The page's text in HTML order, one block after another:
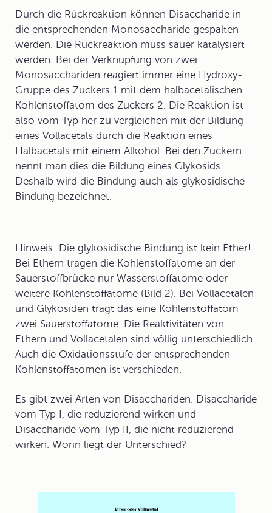
Durch die Rückreaktion können Disaccharide in
die entsprechenden Monosaccharide gespalten
werden. Die Rückreaktion muss sauer katalysiert
werden. Bei der Verknüpfung von zwei
Monosacchariden reagiert immer eine Hydroxy-
Gruppe des Zuckers 1 mit dem halbacetalischen
Kohlenstoffatom des Zuckers 2. Die Reaktion ist
also vom Typ her zu vergleichen mit der Bildung
eines Vollacetals durch die Reaktion eines
Halbacetals mit einem Alkohol. Bei den Zuckern
nennt man dies die Bildung eines Glykosids.
Deshalb wird die Bindung auch als glykosidische
Bindung bezeichnet.
Hinweis: Die glykosidische Bindung ist kein Ether!
Bei Ethern tragen die Kohlenstoffatome an der
Sauerstoffbrücke nur Wasserstoffatome oder
weitere Kohlenstoffatome (Bild 2). Bei Vollacetalen
und Glykosiden trägt das eine Kohlenstoffatom
zwei Sauerstoffatome. Die Reaktivitäten von
Ethern und Vollacetalen sind völlig unterschiedlich.
Auch die Oxidationsstufe der entsprechenden
Kohlenstoffatomen ist verschieden.
Es gibt zwei Arten von Disacchariden. Disaccharide
vom Typ I, die reduzierend wirken und
Disaccharide vom Typ II, die nicht reduzierend
wirken. Worin liegt der Unterschied?